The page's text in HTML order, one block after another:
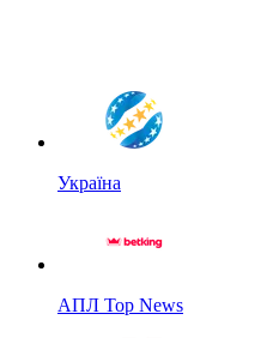
Україна
АПЛ Top News